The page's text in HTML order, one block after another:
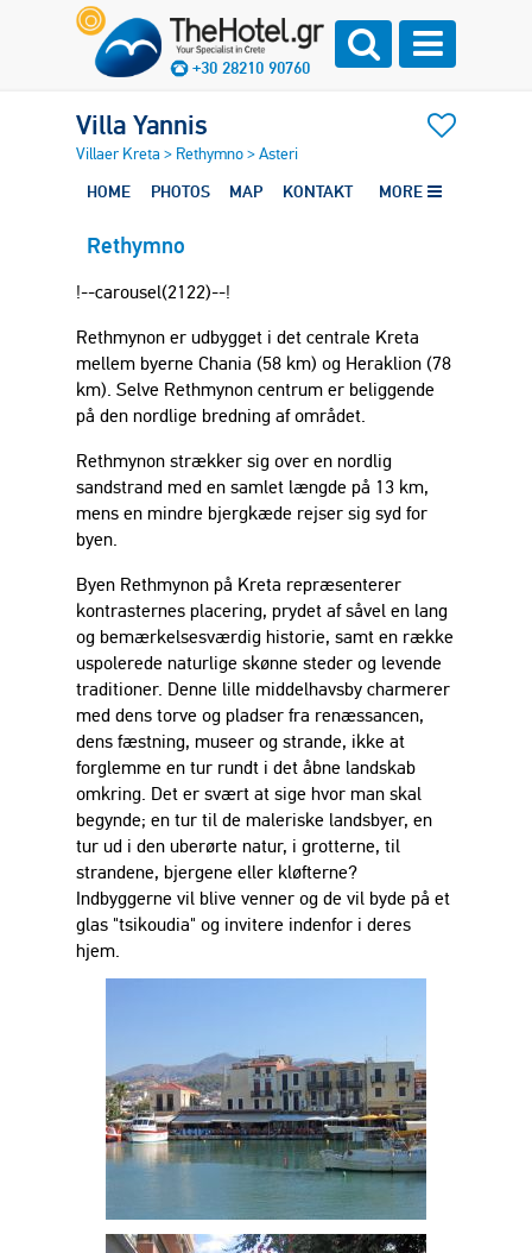
+30 28210 90760
Villa Yannis
Villaer Kreta > Rethymno>Asteri
HOME PHOTOS MAP KONTAKT MORE
Rethymno
!--carousel(2122)--!
Rethmynon er udbygget i det centrale Kreta
mellem byerne Chania (58 km) og Heraklion (78
km). Selve Rethmynon centrum er beliggende
på den nordlige bredning af området.
Rethmynon strækker sig over en nordlig
sandstrand med en samlet længde på 13 km,
mens en mindre bjergkæde rejser sig syd for
byen.
Byen Rethmynon på Kreta repræsenterer
kontrasternes placering, prydet af såvel en lang
og bemærkelsesværdig historie, samt en række
uspolerede naturlige skønne steder og levende
traditioner. Denne lille middelhavsby charmerer
med dens torve og pladser fra renæssancen,
dens fæstning, museer og strande, ikke at
forglemme en tur rundt i det åbne landskab
omkring. Det er svært at sige hvor man skal
begynde; en tur til de maleriske landsbyer, en
tur ud i den uberørte natur, i grotterne, til
strandene, bjergene eller kløfterne?
Indbyggerne vil blive venner og de vil byde på et
glas "tsikoudia" og invitere indenfor i deres
hjem.